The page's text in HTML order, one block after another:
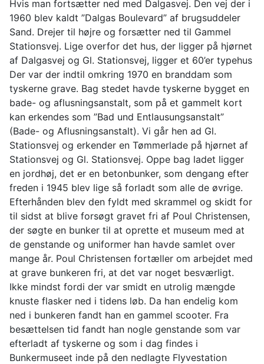
Hvis man fortsætter ned med Dalgasvej. Den vej der i
1960 blev kaldt ”Dalgas Boulevard” af brugsuddeler
Sand. Drejer til højre og forsætter ned til Gammel
Stationsvej. Lige overfor det hus, der ligger på hjørnet
af Dalgasvej og Gl. Stationsvej, ligger et 60’er typehus
Der var der indtil omkring 1970 en branddam som
tyskerne grave. Bag stedet havde tyskerne bygget en
bade- og aflusningsanstalt, som på et gammelt kort
kan erkendes som ”Bad und Entlausungsanstalt”
(Bade- og Aflusningsanstalt). Vi går hen ad Gl.
Stationsvej og erkender en Tømmerlade på hjørnet af
Stationsvej og Gl. Stationsvej. Oppe bag ladet ligger
en jordhøj, det er en betonbunker, som dengang efter
freden i 1945 blev lige så forladt som alle de øvrige.
Efterhånden blev den fyldt med skrammel og skidt for
til sidst at blive forsøgt gravet fri af Poul Christensen,
der søgte en bunker til at oprette et museum med at
de genstande og uniformer han havde samlet over
mange år. Poul Christensen fortæller om arbejdet med
at grave bunkeren fri, at det var noget besværligt.
Ikke mindst fordi der var smidt en utrolig mængde
knuste flasker ned i tidens løb. Da han endelig kom
ned i bunkeren fandt han en gammel scooter. Fra
besættelsen tid fandt han nogle genstande som var
efterladt af tyskerne og som i dag findes i
Bunkermuseet inde på den nedlagte Flyvestation